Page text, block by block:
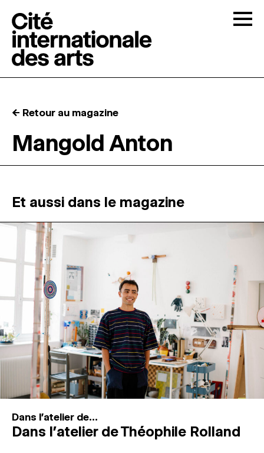
RÉSIDENCES ↓
ATELIERS OUVERTS
PROGRAMMATION
MAGAZINE
ESPACES DE PRATIQUE ARTISTIQUE ↓
Recherche
Connexion
← Retour au magazine
Mangold Anton
Et aussi dans le magazine
Dans l'atelier de...
Dans l’atelier de Théophile Rolland